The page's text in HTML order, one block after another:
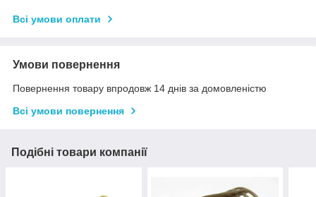
Всі умови оплати
Умови повернення
Повернення товару впродовж 14 днів за домовленістю
Всі умови повернення
Подібні товари компанії